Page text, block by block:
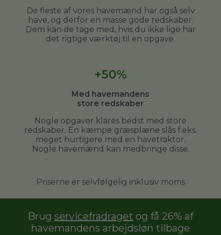
De fleste af vores havemænd har også selv
have, og derfor en masse gode redskaber.
Dem kan de tage med, hvis du ikke lige har
det rigtige værktøj til en opgave.
+50%
Med havemandens
store redskaber
Nogle opgaver klares bedst med store
redskaber. En kæmpe græsplæne slås f.eks.
meget hurtigere med en havetraktor.
Nogle havemænd kan medbringe disse.
Priserne er selvfølgelig inklusiv moms
Brug servicefradraget og få 26% af
havemandens arbejdsløn tilbage